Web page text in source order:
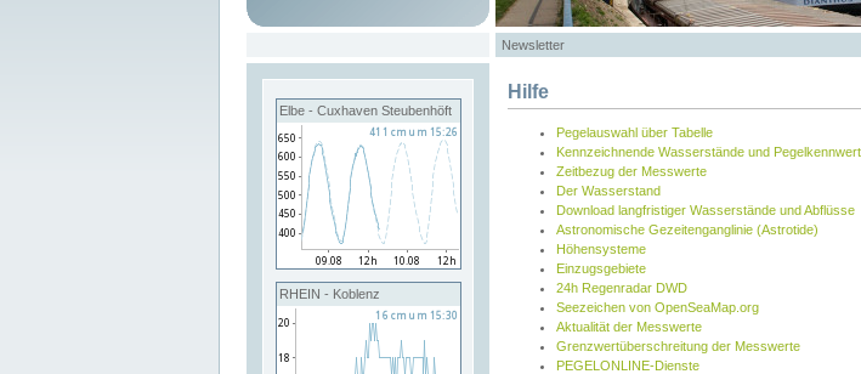
Newsletter
Elbe - Cuxhaven Steubenhöft
RHEIN - Koblenz
Hilfe
Pegelauswahl über Tabelle
Kennzeichnende Wasserstände und
Zeitbezug der Messwerte
Der Wasserstand
Download langfristiger Wasserstände und Abflüsse
Astronomische Gezeitenganglinie (Astrotide)
Höhensysteme
Einzugsgebiete
24h Regenradar DWD
Seezeichen von OpenSeaMap.org
Aktualität der Messwerte
Grenzwertüberschreitung der Messwerte
PEGELONLINE-Dienste